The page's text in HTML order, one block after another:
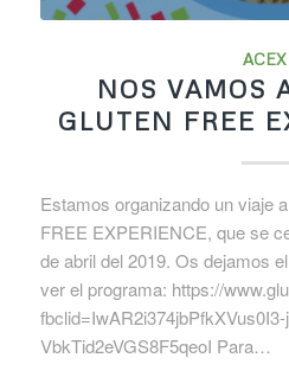
ACEX
NOS VAMOS
GLUTEN FREE
Estamos organizando un viaje
FREE EXPERIENCE, que se
de abril del 2019. Os dejamos
ver el programa: https://
VbkTid2eVGS8F5qeoI Para…